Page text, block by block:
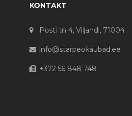
KONTAKT
Posti tn 4, Viljandi, 71004
info@starpeokaubad.ee
+372 56 848 748